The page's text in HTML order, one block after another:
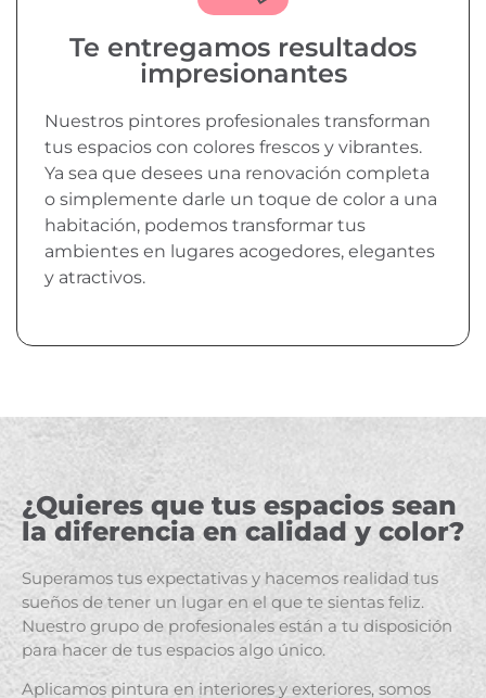
Te entregamos resultados
impresionantes
Nuestros pintores profesionales transforman
tus espacios con colores frescos y vibrantes.
Ya sea que desees una renovación completa
o simplemente darle un toque de color a una
habitación, podemos transformar tus
ambientes en lugares acogedores, elegantes
y atractivos.
¿Quieres que tus espacios sean
la diferencia en calidad y color?
Superamos tus expectativas y hacemos realidad tus
sueños de tener un lugar en el que te sientas feliz.
Nuestro grupo de profesionales están a tu disposición
para hacer de tus espacios algo único.
Aplicamos pintura en interiores y exteriores, somos